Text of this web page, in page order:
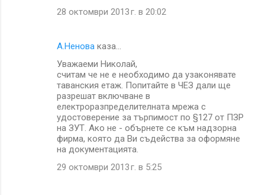
28 октомври 2013 г. в 20:02
А.Ненова каза…
Уважаеми Николай,
считам че не е необходимо да узаконявате
таванския етаж. Попитайте в ЧЕЗ дали ще
разрешат включване в
електроразпределителната мрежа с
удостоверение за търпимост по §127 от ПЗР
на ЗУТ. Ако не - обърнете се към надзорна
фирма, която да Ви съдейства за оформяне
на документацията.
29 октомври 2013 г. в 5:25